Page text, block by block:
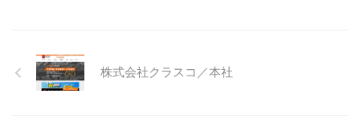
株式会社クラスコ／本社